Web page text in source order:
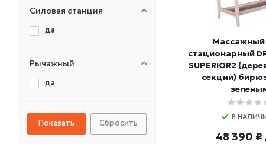
Массажный
стационарный
SUPERIOR2
секции)
В
48 390 ₽
ULTRAGYM
СПОРТИВНЫЕ
V-SPORT
со свободными весами
собственный вес
штанга/собственный
вес
Силовая станция
да
Рычажный
да
Сбросить